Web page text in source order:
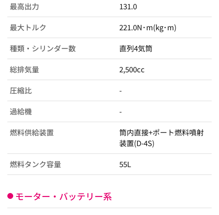
最高出力 131.0
最大トルク 221.0N･m(kg･m)
種類・シリンダー数 直列4気筒
総排気量 2,500cc
圧縮比 -
過給機 -
燃料供給装置
筒内直接+ポート燃料噴射
装置(D-4S)
燃料タンク容量 55L
モーター・バッテリー系